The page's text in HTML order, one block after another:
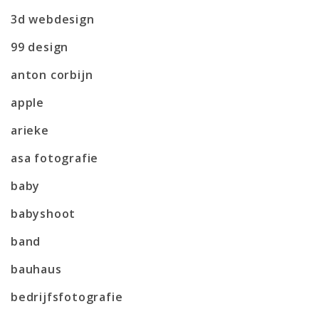
3d webdesign
99 design
anton corbijn
apple
arieke
asa fotografie
baby
babyshoot
band
bauhaus
bedrijfsfotografie